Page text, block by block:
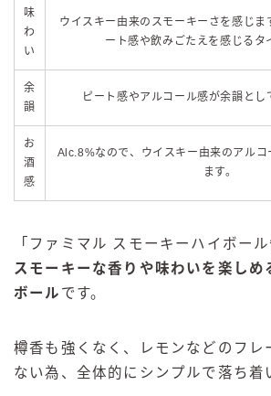
味
わ
い
ウイスキー由来のスモーキーさを感じま
ート感や飲みごたえを感じるタ
余
韻
ピート感やアルコール感が余韻とし
お
酒
感
Alc.8%なので、ウイスキー由来のアルコ
ます。
「ファミマル スモーキーハイボール
スモーキーな香りや味わいを楽しめ
ボール です。
樽香も強くなく、レモンなどのフレ
ない為、全体的にシンプルで落ち着